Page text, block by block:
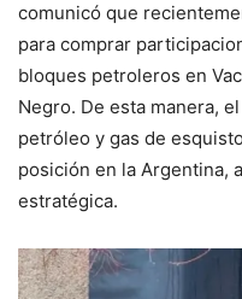
comunicó que
para comprar
bloques petroleros en
Negro. De esta manera,
petróleo y gas de
posición en la Argentina,
estratégica.